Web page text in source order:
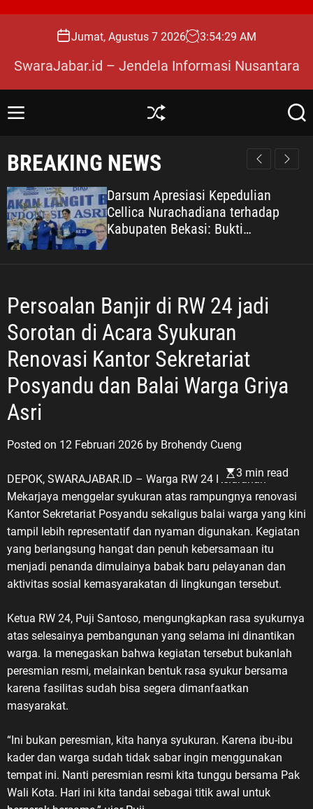
Jumat, Agustus 7 2026 3:54:30 AM
SwaraJabar.id – Jendela Informasi Nusantara
M
u
S
ff
S
r
BREAKING NEWS
Darsum Apresiasi Kepedulian
Cellica Nurachadiana terhadap
Kabupaten Bekasi: Bukti
Pengabdian yang Nyata untuk
Persoalan Banjir di RW 24 jadi
Sorotan di Acara Syukuran
Renovasi Kantor Sekretariat
Posyandu dan Balai Warga Griya
Asri
Posted on 12 Februari 2026 by Brohendy Cueng
3 min read
DEPOK, SWARAJABAR.ID – Warga RW 24 Kelurahan
Mekarjaya menggelar syukuran atas rampungnya renovasi
Kantor Sekretariat Posyandu sekaligus balai warga yang kini
tampil lebih representatif dan nyaman digunakan. Kegiatan
yang berlangsung hangat dan penuh kebersamaan itu
menjadi penanda dimulainya babak baru pelayanan dan
aktivitas sosial kemasyarakatan di lingkungan tersebut.
Ketua RW 24, Puji Santoso, mengungkapkan rasa syukurnya
atas selesainya pembangunan yang selama ini dinantikan
warga. Ia menegaskan bahwa kegiatan tersebut bukanlah
peresmian resmi, melainkan bentuk rasa syukur bersama
karena fasilitas sudah bisa segera dimanfaatkan
masyarakat.
“Ini bukan peresmian, kita hanya syukuran. Karena ibu-ibu
kader dan warga sudah tidak sabar ingin menggunakan
tempat ini. Nanti peresmian resmi kita tunggu bersama Pak
Wali Kota. Hari ini kita tandai sebagai titik awal untuk